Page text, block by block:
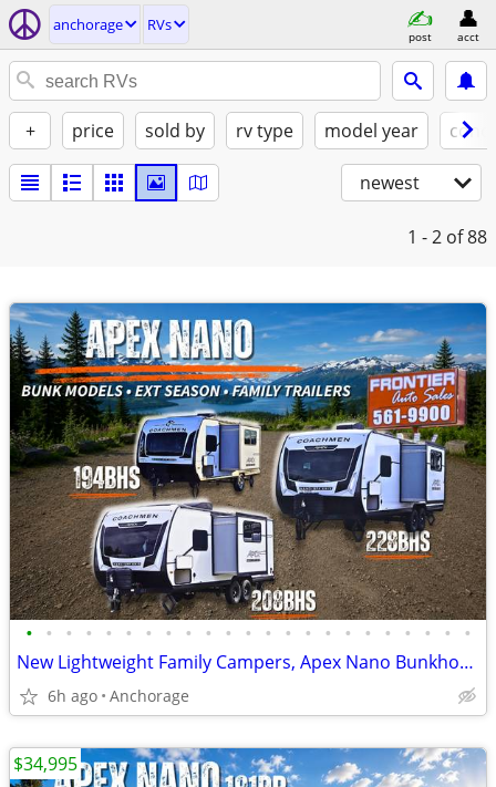
anchorage RVs
post acct
+ price sold by rv type model year
newest
1 - 2 of 88
• • • • • • • • • • • • • • • • • • • • • • •
New Lightweight Family Campers, Apex Nano Bunkhouse Trailers
6h ago Anchorage
$34,995